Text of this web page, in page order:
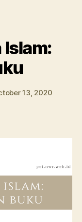
Islam:
13, 2020